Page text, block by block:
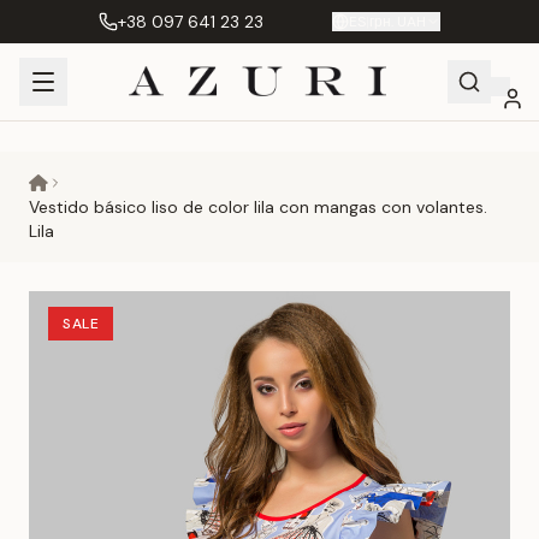
+38 097 641 23 23
Vestido básico liso de color lila con mangas con volantes.
Lila
SALE